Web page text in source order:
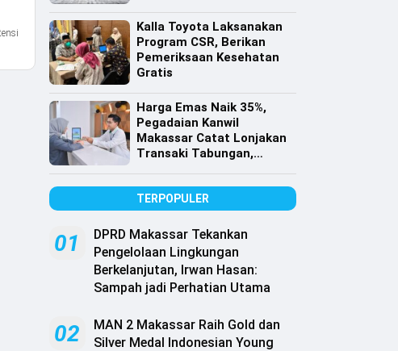
Kalla Toyota Laksanakan
Program CSR, Berikan
Pemeriksaan Kesehatan
Gratis
Harga Emas Naik 35%,
Pegadaian Kanwil
Makassar Catat Lonjakan
Transaki Tabungan,
TERPOPULER
01
DPRD Makassar Tekankan
Pengelolaan Lingkungan
Berkelanjutan, Irwan Hasan:
Sampah jadi Perhatian Utama
02
MAN 2 Makassar Raih Gold dan
Silver Medal Indonesian Young